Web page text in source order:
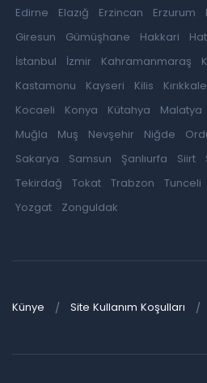
Edirne
Elazığ Erzincan Erzurum
Giresun
Gümüşhane Hakkari
İstanbul
İzmir Kahramanmaraş
Kastamonu
Kayseri Kilis Kırıkkale
Kocaeli
Konya Kütahya Malatya
Muğla
Muş Nevşehir Niğde
Sakarya
Samsun Şanlıurfa Siirt
Tekirdağ
Tokat Trabzon Tunceli
Yozgat
Zonguldak
Künye Site Kullanım Koşulları